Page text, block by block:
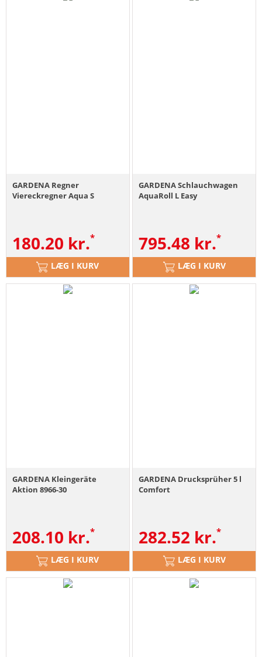
GARDENA Regner
Viereckregner Aqua S
180.20 kr.
LÆG I KURV
GARDENA Schlauchwagen
AquaRoll L Easy
795.48 kr.
LÆG I KURV
GARDENA Kleingeräte
Aktion 8966-30
208.10 kr.
LÆG I KURV
GARDENA Drucksprüher 5 l
Comfort
282.52 kr.
LÆG I KURV